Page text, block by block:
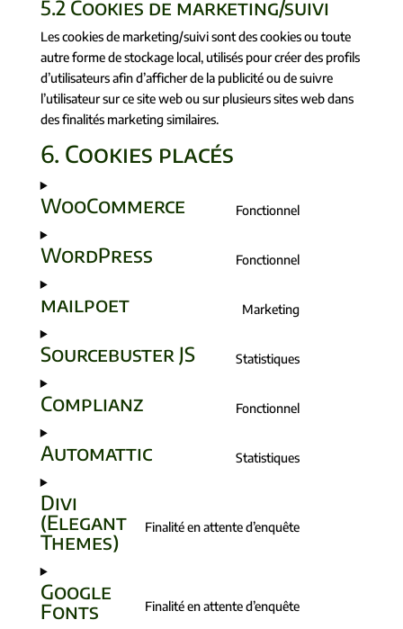
5.2 Cookies de marketing/suivi
Les cookies de marketing/suivi sont des cookies ou toute
autre forme de stockage local, utilisés pour créer des profils
d’utilisateurs afin d’afficher de la publicité ou de suivre
l’utilisateur sur ce site web ou sur plusieurs sites web dans
des finalités marketing similaires.
6. Cookies placés
WooCommerce Fonctionnel
WordPress Fonctionnel
mailpoet Marketing
Sourcebuster JS Statistiques
Complianz Fonctionnel
Automattic Statistiques
Divi
(Elegant
Themes)
Finalité en attente d’enquête
Google
Fonts Finalité en attente d’enquête